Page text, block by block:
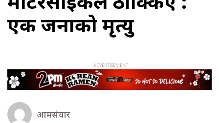
एक जनाको मृत्यु
आमसंचार